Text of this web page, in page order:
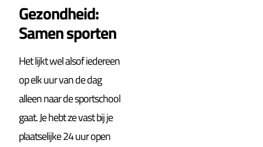
Gezondheid:
Samen sporten
Het lijkt wel alsof iedereen
op elk uur van de dag
alleen naar de sportschool
gaat. Je hebt ze vast bij je
plaatselijke 24 uur open